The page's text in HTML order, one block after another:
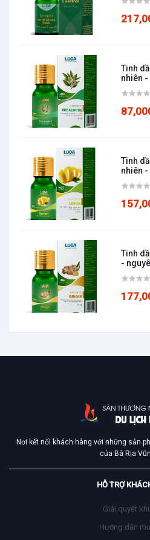
được các phòng
dụng giúp khách hàng
🌱Massage thường
săn chắc khỏe mạnh và
🌱Ngoài ra tinh dầu hoa
một vài món bánh …
Điều kiện sử dụng
Tinh
nhiên -
Tinh
nhiên -
Tinh
-
Nơi kết nối khách hàng với những sản
của Bà Rịa
HỖ TRỢ
Giải quyết
Hướng dẫn